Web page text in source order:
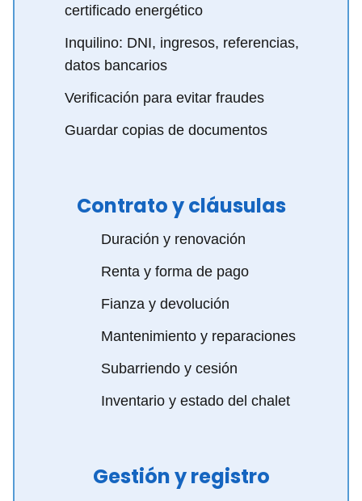
certificado energético
Inquilino: DNI, ingresos, referencias,
datos bancarios
Verificación para evitar fraudes
Guardar copias de documentos
Contrato y cláusulas
Duración y renovación
Renta y forma de pago
Fianza y devolución
Mantenimiento y reparaciones
Subarriendo y cesión
Inventario y estado del chalet
Gestión y registro